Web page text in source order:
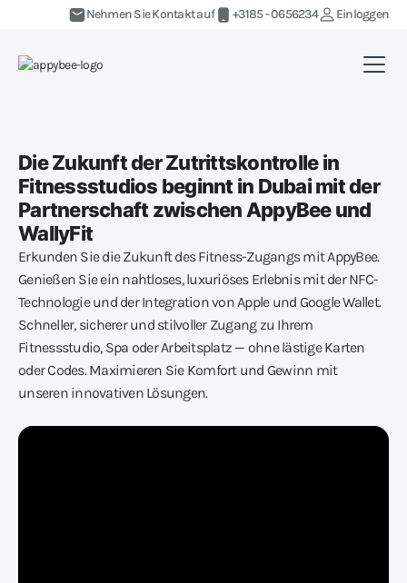
Nehmen Sie Kontakt auf +3185 - 0656234 Einloggen
Die Zukunft der Zutrittskontrolle in
Fitnessstudios beginnt in Dubai mit der
Partnerschaft zwischen AppyBee und
WallyFit
Erkunden Sie die Zukunft des Fitness-Zugangs mit AppyBee.
Genießen Sie ein nahtloses, luxuriöses Erlebnis mit der NFC-
Technologie und der Integration von Apple und Google Wallet.
Schneller, sicherer und stilvoller Zugang zu Ihrem
Fitnessstudio, Spa oder Arbeitsplatz — ohne lästige Karten
oder Codes. Maximieren Sie Komfort und Gewinn mit
unseren innovativen Lösungen.